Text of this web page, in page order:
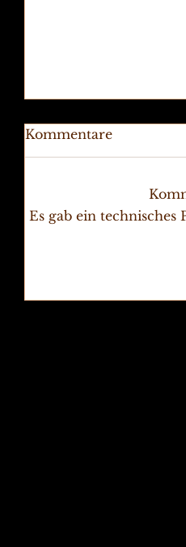
Kommentare
Es gab ein